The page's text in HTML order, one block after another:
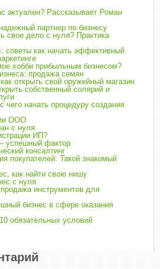
актуален? Рассказывает Роман
партнер по бизнесу
свое дело с нуля? Практика
советы как начать эффективный
хобби прибыльным бизнесом?
продажа семян
открыть свой оружейный магазин
собственный солярий и
чего начать процедуру создания
ООО
с нуля
ИП?
успешный фактор
консалтинг
покупателей: Такой знакомый
как найти свою нишу
с нуля
инструментов для
бизнес в сфере оказания
обязательных условий